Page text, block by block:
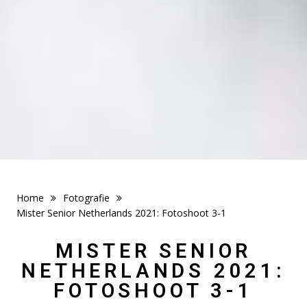
Home
Fotografie
Mister Senior Netherlands 2021: Fotoshoot 3-1
MISTER SENIOR
NETHERLANDS 2021:
FOTOSHOOT 3-1